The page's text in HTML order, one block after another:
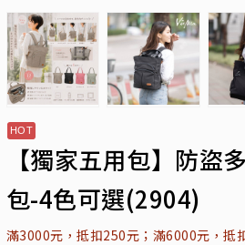
【獨家五用包】防盜
包-4色可選(2904)
滿3000元，抵扣250元；滿6000元，抵